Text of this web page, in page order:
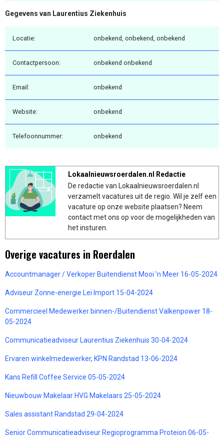
Gegevens van Laurentius Ziekenhuis
Locatie: onbekend, onbekend, onbekend
Contactpersoon: onbekend onbekend
Email: onbekend
Website: onbekend
Telefoonnummer: onbekend
Lokaalnieuwsroerdalen.nl Redactie
De redactie van Lokaalnieuwsroerdalen.nl
verzamelt vacatures uit de regio. Wil je zelf een
vacature op onze website plaatsen? Neem
contact met ons op voor de mogelijkheden van
het insturen.
Overige vacatures in Roerdalen
Accountmanager / Verkoper Buitendienst Mooi ’n Meer 16-05-2024
Adviseur Zonne-energie Lei Import 15-04-2024
Commercieel Medewerker binnen-/Buitendienst Valkenpower 18-
05-2024
Communicatieadviseur Laurentius Ziekenhuis 30-04-2024
Ervaren winkelmedewerker, KPN Randstad 13-06-2024
Kans Refill Coffee Service 05-05-2024
Nieuwbouw Makelaar HVG Makelaars 25-05-2024
Sales assistant Randstad 29-04-2024
Senior Communicatieadviseur Regioprogramma Proteion 06-05-